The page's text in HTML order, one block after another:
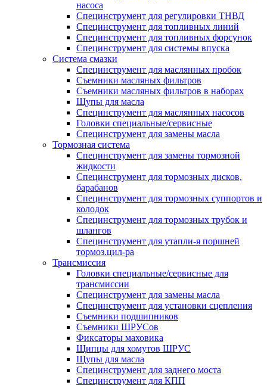
насоса
Специнструмент для регулировки ТНВД
Специнструмент для топливных линий
Специнструмент для топливных форсунок
Специнструмент для системы впуска
Система смазки
Специнструмент для маслянных пробок
Съемники масляных фильтров
Съемники масляных фильтров в наборах
Щупы для масла
Специнструмент для маслянных насосов
Головки специальные/сервисные
Специнструмент для замены масла
Тормозная система
Специнструмент для замены тормозной
жидкости
Специнструмент для тормозных дисков,
барабанов
Специнструмент для тормозных суппортов и
колодок
Специнструмент для тормозных трубок и
шлангов
Специнструмент для утапли-я поршней
тормоз.цил-ра
Трансмиссия
Головки специальные/сервисные для
трансмиссии
Специнструмент для замены масла
Специнструмент для установки сцепления
Съемники подшипников
Съемники ШРУСов
Фиксаторы маховика
Щипцы для хомутов ШРУС
Щупы для масла
Специнструмент для заднего моста
Специнструмент для КПП